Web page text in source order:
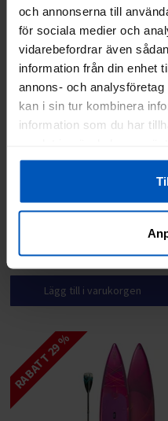
och annonserna till
för sociala medier och
vidarebefordrar även
information från din enhet
annons- och
kan i sin tur kombinera
information som du har
FitNord AIR Studsmatta 427 cm
Lägg till i varukorgen
RABATT 29 %